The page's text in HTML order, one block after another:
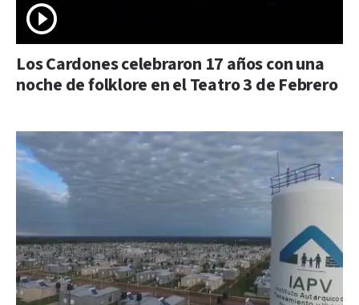
Los Cardones celebraron 17 años con una
noche de folklore en el Teatro 3 de Febrero